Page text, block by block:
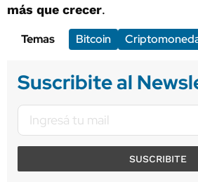
más que crecer.
Temas
Bitcoin
Suscribite al
SUSCRIBITE